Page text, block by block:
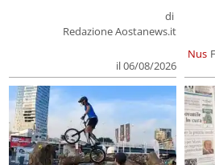
di
Redazione Aostanews.it
il 06/08/2026
Nus